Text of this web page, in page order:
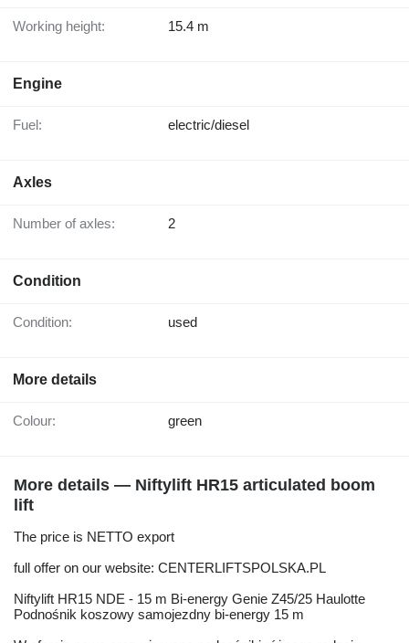
Working height: 15.4 m
Engine
Fuel: electric/diesel
Axles
Number of axles: 2
Condition
Condition: used
More details
Colour: green
More details — Niftylift HR15 articulated boom
lift
The price is NETTO export
full offer on our website: CENTERLIFTSPOLSKA.PL
Niftylift HR15 NDE - 15 m Bi-energy Genie Z45/25 Haulotte
Podnośnik koszowy samojezdny bi-energy 15 m